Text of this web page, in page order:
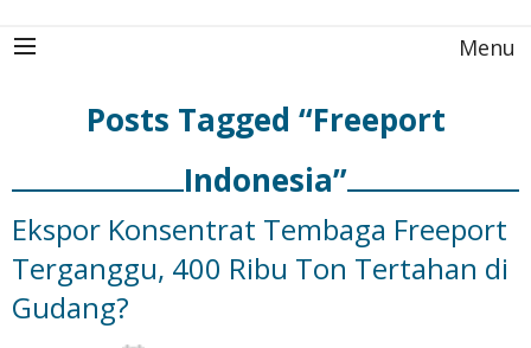
Menu
Posts Tagged “Freeport
Indonesia”
Ekspor Konsentrat Tembaga Freeport
Terganggu, 400 Ribu Ton Tertahan di
Gudang?